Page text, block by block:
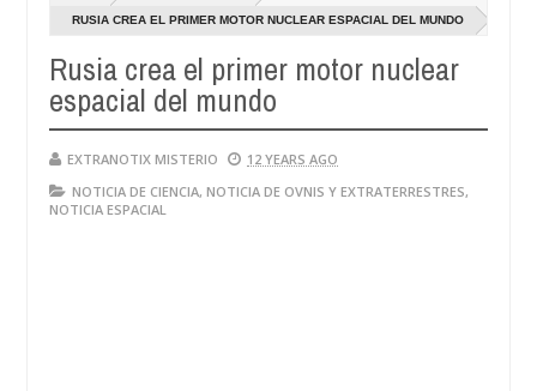
vieron a humanoides enanos robando verduras de sus
de radio rusa UVB-76, conocida como la radio del fin del
RUSIA CREA EL PRIMER MOTOR NUCLEAR ESPACIAL DEL MUNDO
Rusia crea el primer motor nuclear
espacial del mundo
EXTRANOTIX MISTERIO
12 YEARS AGO
NOTICIA DE CIENCIA, NOTICIA DE OVNIS Y EXTRATERRESTRES,
NOTICIA ESPACIAL